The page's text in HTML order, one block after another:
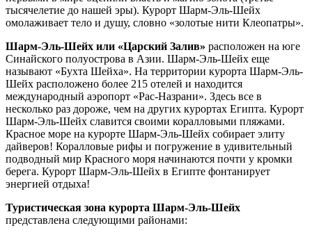
тысячелетие до нашей эры). Курорт Шарм-Эль-Шейх
омолаживает тело и душу, словно «золотые нити Клеопатры».
Шарм-Эль-Шейх или «Царский Залив» расположен на юге
Синайского полуострова в Азии. Шарм-Эль-Шейх еще
называют «Бухта Шейха». На территории курорта Шарм-Эль-
Шейх расположено более 215 отелей и находится
международный аэропорт «Рас-Назрани». Здесь все в
несколько раз дороже, чем на других курортах Египта. Курорт
Шарм-Эль-Шейх славится своими коралловыми пляжами.
Красное море на курорте Шарм-Эль-Шейх собирает элиту
дайверов! Коралловые рифы и погружение в удивительный
подводный мир Красного моря начинаются почти у кромки
берега. Курорт Шарм-Эль-Шейх в Египте фонтанирует
энергией отдыха!
Туристическая зона курорта Шарм-Эль-Шейх
представлена следующими районами: